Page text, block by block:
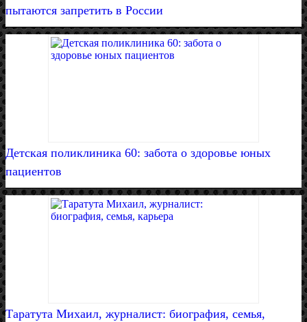
пытаются запретить в России
Детская поликлиника 60: забота о здоровье юных
пациентов
Таратута Михаил, журналист: биография, семья,